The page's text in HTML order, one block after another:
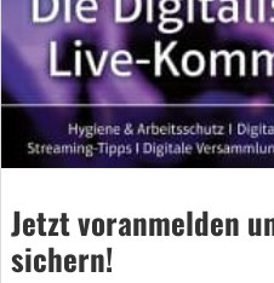
Jetzt voranmelden
sichern!